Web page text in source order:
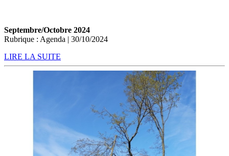
Septembre/Octobre 2024
Rubrique : Agenda | 30/10/2024
LIRE LA SUITE